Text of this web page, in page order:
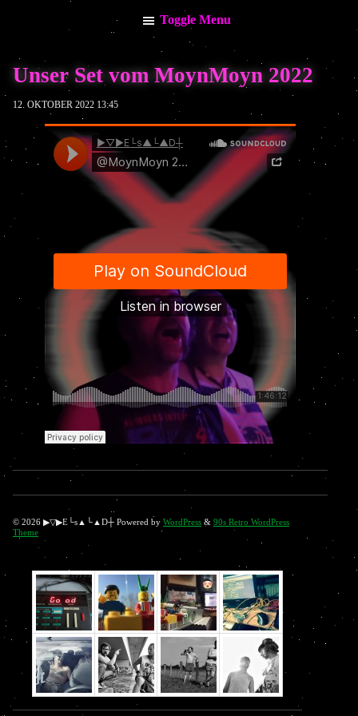
Toggle Menu
Info
My Calendar
News
Stream / Video
Datenschutzerklärung
Keine kommenden Termine vorhanden.
Unser Set vom MoynMoyn 2022
12. OKTOBER 2022 13:45
© 2026 ▶▽▶E└s▲└▲D┼ Powered by WordPress & 90s Retro WordPress
Theme